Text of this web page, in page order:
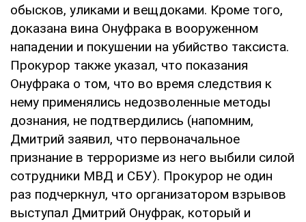
обысков, уликами и вещдоками. Кроме того,
доказана вина Онуфрака в вооруженном
нападении и покушении на убийство таксиста.
Прокурор также указал, что показания
Онуфрака о том, что во время следствия к
нему применялись недозволенные методы
дознания, не подтвердились (напомним,
Дмитрий заявил, что первоначальное
признание в терроризме из него выбили силой
сотрудники МВД и СБУ). Прокурор не один
раз подчеркнул, что организатором взрывов
выступал Дмитрий Онуфрак, который и